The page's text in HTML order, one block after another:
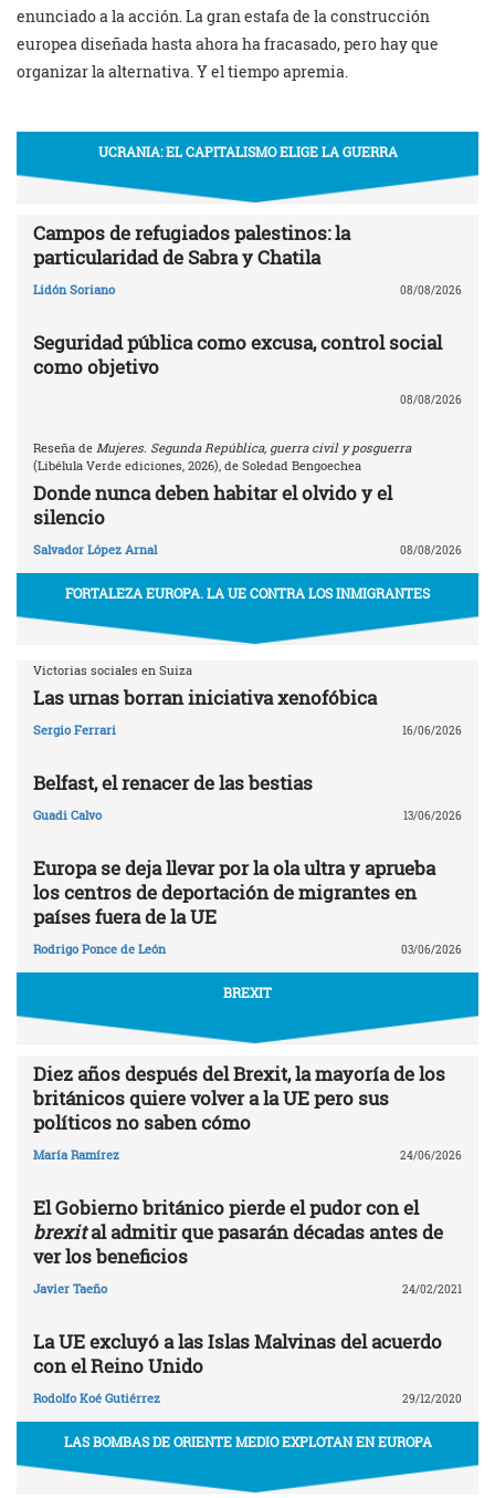
enunciado a la acción. La gran estafa de la construcción
europea diseñada hasta ahora ha fracasado, pero hay que
organizar la alternativa. Y el tiempo apremia.
UCRANIA: EL CAPITALISMO ELIGE LA GUERRA
Campos de refugiados palestinos: la
particularidad de Sabra y Chatila
Lidón Soriano 08/08/2026
Seguridad pública como excusa, control social
como objetivo
08/08/2026
Reseña de Mujeres. Segunda República, guerra civil y posguerra
(Libélula Verde ediciones, 2026), de Soledad Bengoechea
Donde nunca deben habitar el olvido y el
silencio
Salvador López Arnal 08/08/2026
FORTALEZA EUROPA. LA UE CONTRA LOS INMIGRANTES
Victorias sociales en Suiza
Las urnas borran iniciativa xenofóbica
Sergio Ferrari 16/06/2026
Belfast, el renacer de las bestias
Guadi Calvo 13/06/2026
Europa se deja llevar por la ola ultra y aprueba
los centros de deportación de migrantes en
países fuera de la UE
Rodrigo Ponce de León 03/06/2026
BREXIT
Diez años después del Brexit, la mayoría de los
británicos quiere volver a la UE pero sus
políticos no saben cómo
María Ramírez 24/06/2026
El Gobierno británico pierde el pudor con el
brexital admitir que pasarán décadas antes de
ver los beneficios
Javier Taeño 24/02/2021
La UE excluyó a las Islas Malvinas del acuerdo
con el Reino Unido
Rodolfo Koé Gutiérrez 29/12/2020
LAS BOMBAS DE ORIENTE MEDIO EXPLOTAN EN EUROPA